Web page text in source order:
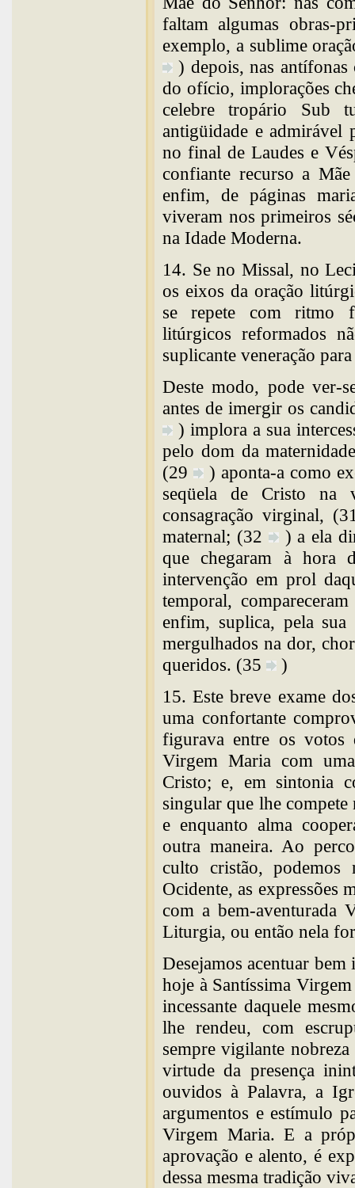
faltam algumas obras-
exemplo, a sublime
) depois, nas
do ofício, implorações
celebre tropário Sub
antigüidade e admirável
no final de Laudes e
confiante recurso a
enfim, de páginas
viveram nos primeiros
na Idade Moderna.
14. Se no Missal, no
os eixos da oração
se repete com ritmo
litúrgicos reformados
suplicante veneração
Deste modo, pode ver-
antes de imergir os
) implora a sua
pelo dom da
(29
) aponta-a como
seqüela de Cristo na
consagração virginal,
maternal; (32
) a ela
que chegaram à hora
intervenção em prol
temporal,
enfim, suplica, pela sua
mergulhados na dor,
queridos. (35
)
15. Este breve exame
uma confortante
figurava entre os
Virgem Maria com
Cristo; e, em sintonia
singular que lhe
e enquanto alma
outra maneira. Ao
culto cristão,
Ocidente, as expressões
com a bem-aventurada
Liturgia, ou então nela
Desejamos acentuar
hoje à Santíssima
incessante daquele
lhe rendeu, com
sempre vigilante
virtude da presença
ouvidos à Palavra, a
argumentos e estímulo
Virgem Maria. E a
aprovação e alento, é
dessa mesma tradição